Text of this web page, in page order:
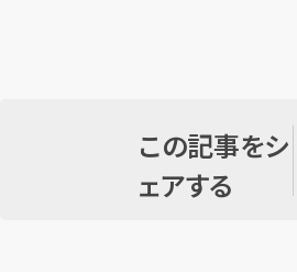
この記事をシ
ェアする